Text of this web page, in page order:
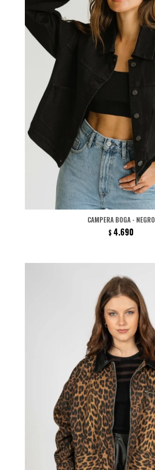
CAMPERA BOGA - NEGRO
$ 4.690